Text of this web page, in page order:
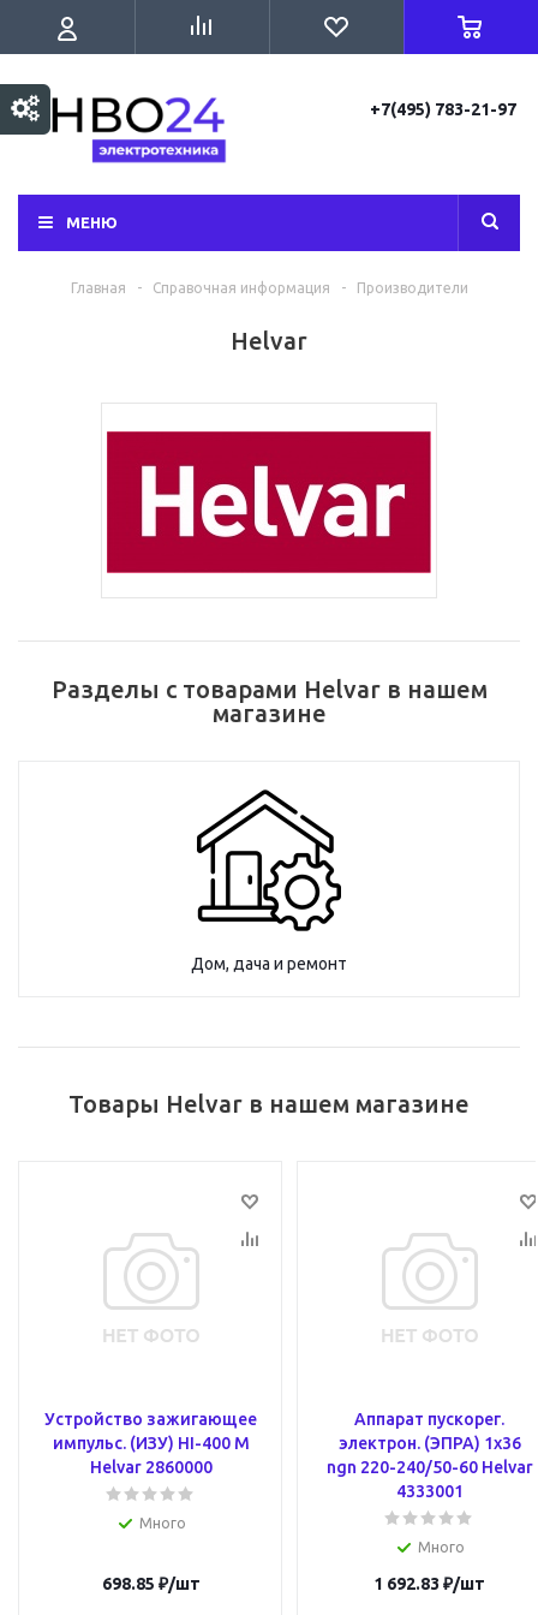
+7(495) 783-21-97
МЕНЮ
Главная - Справочная информация - Производители
Helvar
Разделы с товарами Helvar в нашем
магазине
Дом, дача и ремонт
Товары Helvar в нашем магазине
Устройство зажигающее
импульс. (ИЗУ) HI-400 M
Helvar 2860000
Много
698.85 ₽/шт
Аппарат пускорег.
электрон. (ЭПРА) 1х36
ngn 220-240/50-60 Helvar
4333001
Много
1 692.83 ₽/шт